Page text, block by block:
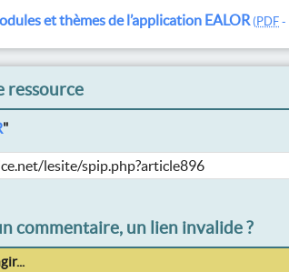
et thèmes de l’application EALOR (PDF -
ressource
"
commentaire, un lien invalide ?